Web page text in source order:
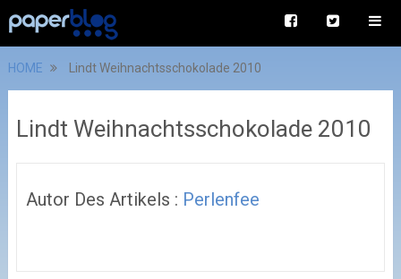
HOME Lindt Weihnachtsschokolade 2010
Lindt Weihnachtsschokolade 2010
Autor Des Artikels : Perlenfee